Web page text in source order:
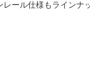
レール仕様もラインナ